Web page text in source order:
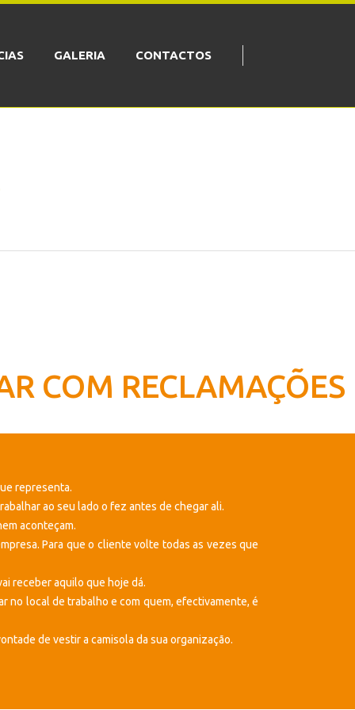
GALERIA CONTACTOS
COM RECLAMAÇÕES
representa.
ao seu lado o fez antes de chegar ali.
aconteçam.
Para que o cliente volte todas as vezes que
receber aquilo que hoje dá.
no local de trabalho e com quem, efectivamente, é
de vestir a camisola da sua organização.